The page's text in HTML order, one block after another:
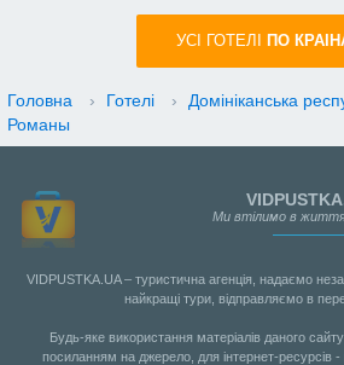
УСI ГОТЕЛІ ПО
Головна › Готелі › Домініканська
Романы
Ми втілимо в життя
VIDPUSTKA.UA – туристична агенція, надаємо
найкращі тури, відправляємо в
Будь-яке використання матеріалів даного
посиланням на джерело, для інтернет-ресурсів -